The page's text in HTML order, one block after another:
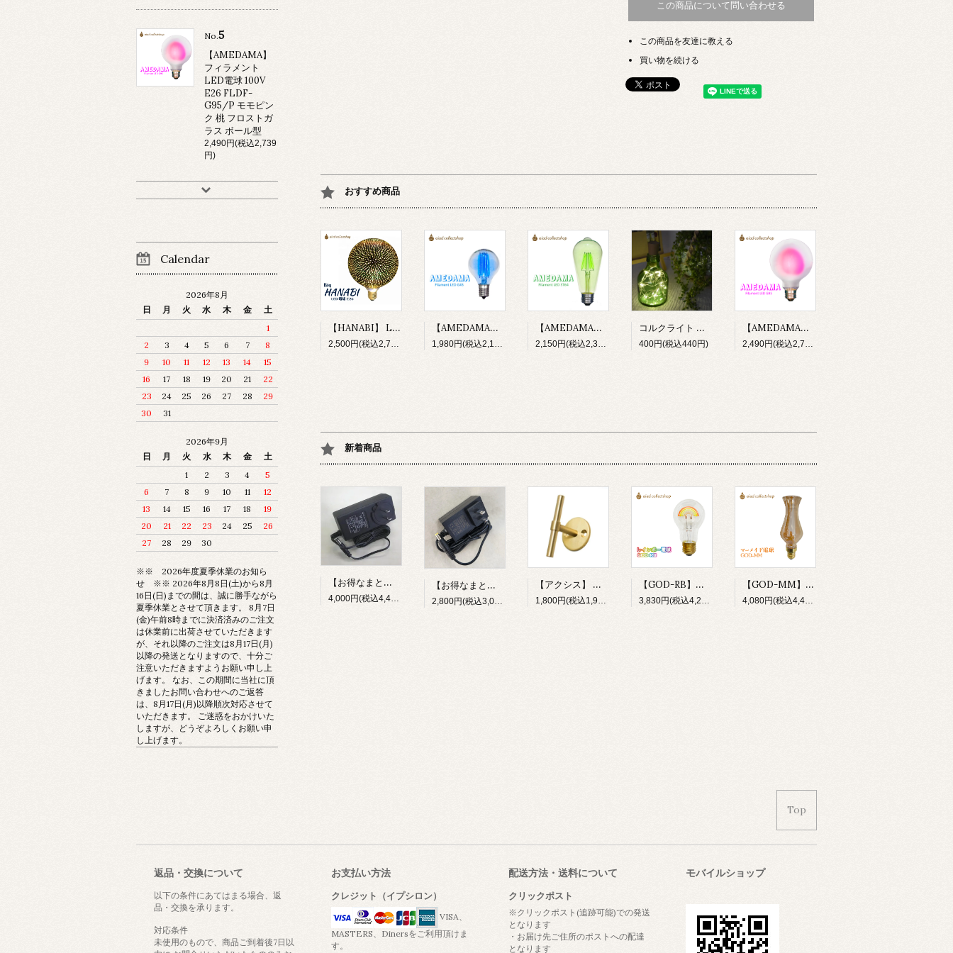
この商品について問い合わせる
この商品を友達に教える
買い物を続ける
おすすめ商品
【HANABI】 LED電球 花火 100V E26 HNB-G125 大玉 3D ボール型
2,500円(税込2,750円)
【AMEDAMA】 フィラメントLED電球 100V E17 FLDC-G45/B ソーダブルー 青 小型 ボール型
1,980円(税込2,178円)
【AMEDAMA】 フィラメントLED電球 100V E26 FLDC-ST64/G メロングリーン 緑 ST型 なす型
2,150円(税込2,365円)
コルクライト ボトルライト LED 電池付 bottlelight
400円(税込440円)
【AMEDAMA】 フィラメントLED電球 100V E26 FLDF-G95/P モモピンク 桃 フロストガラス ボール型
2,490円(税込2,739円)
新着商品
【お得なまとめ買い15個セット】 ACアダプター（12V/1A）ACアダプター（12V/2A）
4,000円(税込4,400円)
【お得なまとめ買い15個セット】 ACアダプター（12V/1A） 【アクシス】 ハンドル2wayフック 真鍮 HS3728
1,800円(税込1,980円)
【GOD-RB】新商品 おしゃれ電球 LED電球 GOD-RB 虹 レインボー 電球 E26 照明 イベント パーティ 店舗 カフェ 内装 気分転換 プレゼント ギフト
3,830円(税込4,213円)
【GOD-MM】LED電球 マーメイド まるで人魚の様なしなやかなカーブの美しい電球。ゴージャスでエレガントな空間づくりにおすすめなおしゃれ電球です。
4,080円(税込4,488円)
No.5
【AMEDAMA】
フィラメント
LED電球 100V
E26 FLDF-
G95/P モモピン
ク 桃 フロストガ
ラス ボール型
2,490円(税込2,739
円)
Calendar
2026年8月
日
月 火 水 木 金
土
1
2
3 4 5 6 7
8
9
10 11 12 13 14
15
16
17 18 19 20 21
22
23
24 25 26 27 28
29
30
31
2026年9月
日
月 火 水 木 金
土
1
2 3 4
5
6
7 8 9 10 11
12
13
14 15 16 17 18
19
20
21 22 23 24 25
26
27
28 29 30
※※ 2026年度夏季休業のお知ら
せ ※※ 2026年8月8日(土)から8月
16日(日)までの間は、誠に勝手ながら
夏季休業とさせて頂きます。 8月7日
(金)午前8時までに決済済みのご注文
は休業前に出荷させていただきます
が、それ以降のご注文は8月17日(月)
以降の発送となりますので、十分ご
注意いただきますようお願い申し上
げます。 なお、この期間に当社に頂
きましたお問い合わせへのご返答
は、8月17日(月)以降順次対応させて
いただきます。 ご迷惑をおかけいた
しますが、どうぞよろしくお願い申
し上げます。
Top
返品・交換について
以下の条件にあてはまる場合、返
品・交換を承ります。
対応条件
未使用のもので、商品ご到着後7日以
お支払い方法
クレジット（イプシロン）
VISA、
MASTERS、Dinersをご利用頂けま
す。
配送方法・送料について
クリックポスト
※クリックポスト(追跡可能)での発送
となります
・お届け先ご住所のポストへの配達
となります
モバイルショップ